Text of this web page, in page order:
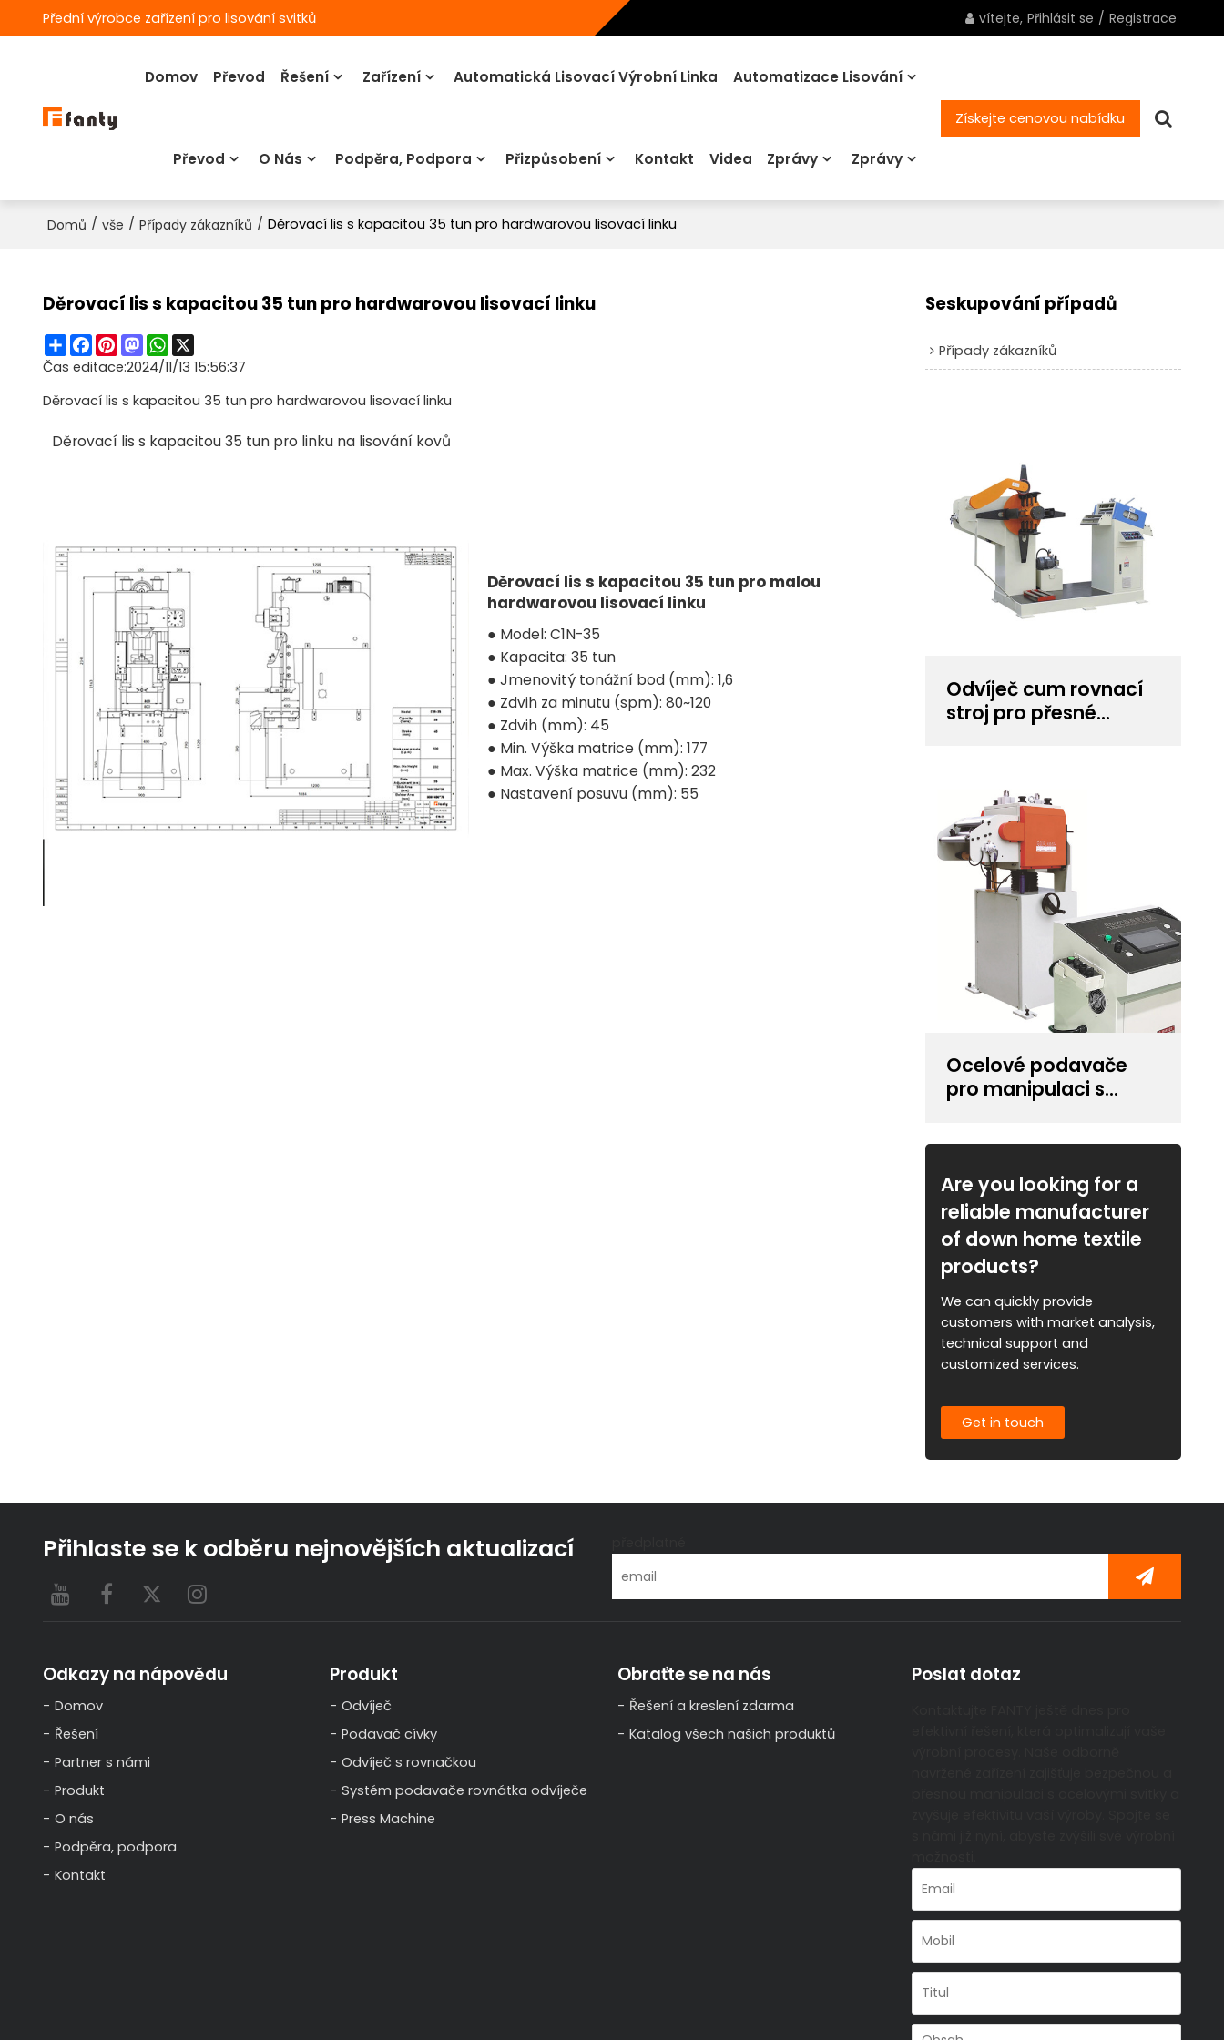
Přední výrobce zařízení pro lisování svitků vítejte, Přihlásit se / Registrace
Domov Převod Řešení Zařízení Automatická Lisovací Výrobní Linka Automatizace Lisování
Převod O Nás Podpěra, Podpora Přizpůsobení Kontakt Videa Zprávy Zprávy
Získejte cenovou nabídku
Domů / vše / Případy zákazníků / Děrovací lis s kapacitou 35 tun pro hardwarovou lisovací linku
Děrovací lis s kapacitou 35 tun pro hardwarovou lisovací linku
ShareFacebook
Pinterest
Mastodon
WhatsApp
X
Čas editace:2024/11/13 15:56:37
Děrovací lis s kapacitou 35 tun pro hardwarovou lisovací linku
Děrovací lis s kapacitou 35 tun pro linku na lisování kovů
Děrovací lis s kapacitou 35 tun pro malou
hardwarovou lisovací linku
● Model: C1N-35
● Kapacita: 35 tun
● Jmenovitý tonážní bod (mm): 1,6
● Zdvih za minutu (spm): 80~120
● Zdvih (mm): 45
● Min. Výška matrice (mm): 177
● Max. Výška matrice (mm): 232
● Nastavení posuvu (mm): 55
Seskupování případů
Případy zákazníků
Odvíječ cum rovnací
stroj pro přesné
Ocelové podavače
pro manipulaci s
Are you looking for a
reliable manufacturer
of down home textile
products?
We can quickly provide
customers with market analysis,
technical support and
customized services.
Get in touch
Přihlaste se k odběru nejnovějších aktualizací
Odkazy na nápovědu
Domov
Řešení
Partner s námi
Produkt
O nás
Podpěra, podpora
Kontakt
Produkt
Odvíječ
Podavač cívky
Odvíječ s rovnačkou
Systém podavače rovnátka odvíječe
Press Machine
Obraťte se na nás
Řešení a kreslení zdarma
Katalog všech našich produktů
Poslat dotaz